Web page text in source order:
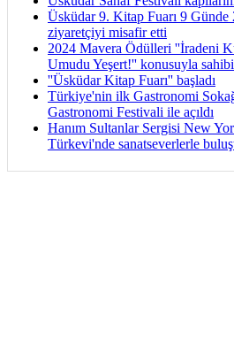
Üsküdar 9. Kitap Fuarı 9 Günde
ziyaretçiyi misafir etti
2024 Mavera Ödülleri ''İradeni
Umudu Yeşert!'' konusuyla
''Üsküdar Kitap Fuarı'' başladı
Türkiye'nin ilk Gastronomi
Gastronomi Festivali ile açıldı
Hanım Sultanlar Sergisi New
Türkevi'nde sanatseverlerle